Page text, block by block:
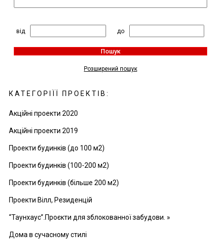
від
до
Пошук
Розширений пошук
КАТЕГОРІЇЇ ПРОЕКТІВ:
Акційні проекти 2020
Акційні проекти 2019
Проекти будинків (до 100 м2)
Проекти будинків (100-200 м2)
Проекти будинків (більше 200 м2)
Проекти Вілл, Резиденцій
“Таунхаус”.Проєкти для зблокованної забудови. »
Дома в сучасному стилі